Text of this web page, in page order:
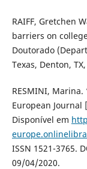
RAIFF, Gretchen
barriers on
Doutorado
Texas, Denton,
RESMINI, Marina.
European Journal
Disponível em
ISSN 1521-3765.
09/04/2020.